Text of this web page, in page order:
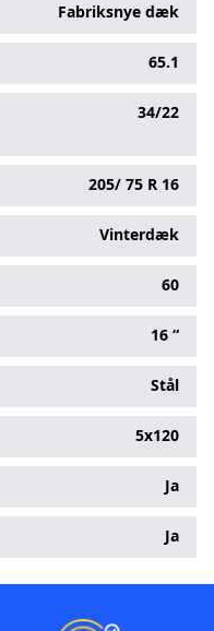
Fabriksnye dæk
65.1
34/22
205/ 75 R 16
Vinterdæk
60
16 “
Stål
5x120
Ja
Ja